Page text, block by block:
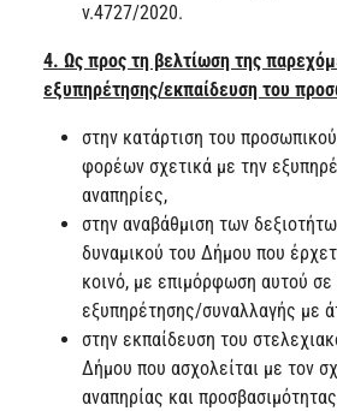
ν.4727/2020.
4. Ως προς τη βελτίωση της
εξυπηρέτησης/εκπαίδευση του
στην κατάρτιση του
φορέων σχετικά με την
αναπηρίες,
στην αναβάθμιση των
δυναμικού του Δήμου που
κοινό, με επιμόρφωση αυτού
εξυπηρέτησης/συναλλαγής με
στην εκπαίδευση του
Δήμου που ασχολείται με τον
αναπηρίας και